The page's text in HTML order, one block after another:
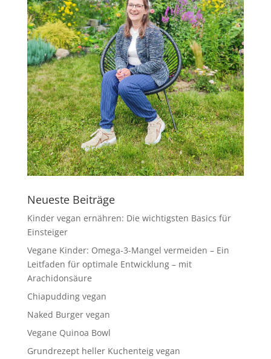
Neueste Beiträge
Kinder vegan ernähren: Die wichtigsten Basics für
Einsteiger
Vegane Kinder: Omega-3-Mangel vermeiden – Ein
Leitfaden für optimale Entwicklung – mit
Arachidonsäure
Chiapudding vegan
Naked Burger vegan
Vegane Quinoa Bowl
Grundrezept heller Kuchenteig vegan